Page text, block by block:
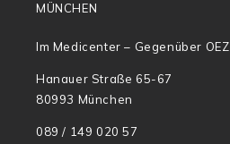
MÜNCHEN
Im Medicenter – Gegenüber OEZ
Hanauer Straße 65-67
80993 München
089 / 149 020 57